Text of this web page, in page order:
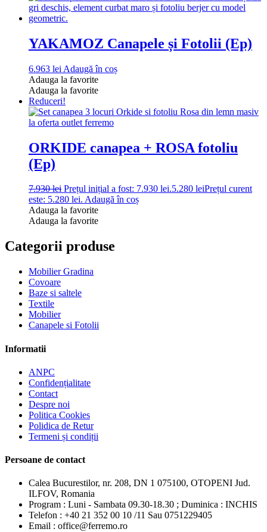
YAKAMOZ Canapele și Fotolii (Ep)
6.963 lei Adaugă în coș
Adauga la favorite
Adauga la favorite
Reduceri!
ORKIDE canapea + ROSA fotoliu
(Ep)
7.930lei Prețul inițial a fost: 7.930 lei.5.280 leiPrețul curent
este: 5.280 lei. Adaugă în coș
Adauga la favorite
Adauga la favorite
Categorii produse
Mobilier Gradina
Covoare
Baze si saltele
Textile
Mobilier
Canapele si Fotolii
Informatii
ANPC
Confidențialitate
Contact
Despre noi
Politica Cookies
Polidica de Retur
Termeni și condiții
Persoane de contact
Calea Bucurestilor, nr. 208, DN 1 075100, OTOPENI Jud.
ILFOV, Romania
Program : Luni - Sambata 09.30-18.30 ; Duminica : INCHIS
Telefon : +40 21 352 00 10 /11 Sau 0751229405
Email : office@ferremo.ro